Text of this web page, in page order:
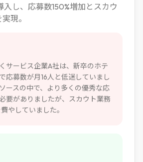
入し、応募数150%増加とスカウ
現。
サービス企業A社は、新卒のホテ
応募数が月16人と低迷していまし
ースの中で、より多くの優秀な応
要がありましたが、スカウト業務
やしていました。